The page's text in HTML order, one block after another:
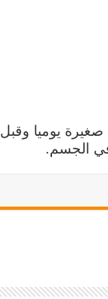
يوميا وقبل
الجسم.